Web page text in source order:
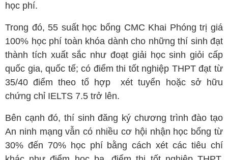
học phí.
Trong đó, 55 suất học bổng CMC Khai Phóng trị giá
100% học phí toàn khóa dành cho những thí sinh đạt
thành tích xuất sắc như đoạt giải học sinh giỏi cấp
quốc gia, quốc tế; có điểm thi tốt nghiệp THPT đạt từ
35/40 điểm theo tổ hợp xét tuyển hoặc sở hữu
chứng chỉ IELTS 7.5 trở lên.
Bên cạnh đó, thí sinh đăng ký chương trình đào tạo
An ninh mạng vẫn có nhiều cơ hội nhận học bổng từ
30% đến 70% học phí bằng cách xét các tiêu chí